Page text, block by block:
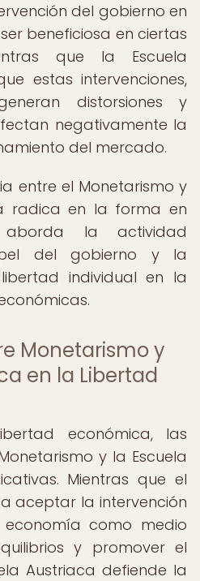
del gobierno en
beneficiosa en ciertas
que la Escuela
estas intervenciones,
distorsiones y
negativamente la
del mercado.
entre el Monetarismo y
radica en la forma en
la actividad
del gobierno y la
individual en la
Monetarismo y
en la Libertad
económica, las
y la Escuela
Mientras que el
aceptar la intervención
como medio
y promover el
Austriaca defiende la